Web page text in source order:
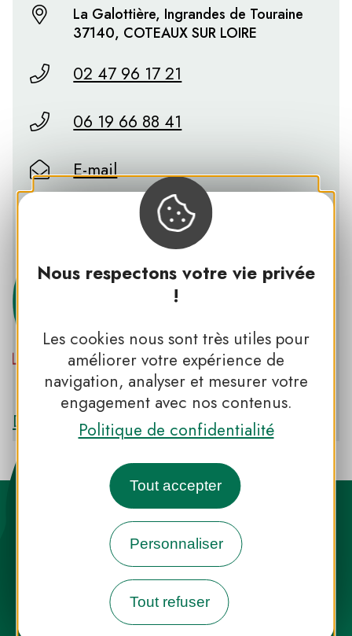
Nous respectons votre vie privée
!
Les cookies nous sont très utiles pour
améliorer votre expérience de
navigation, analyser et mesurer votre
engagement avec nos contenus.
Politique de confidentialité
Tout accepter
Personnaliser
Tout refuser
La Galottière, Ingrandes de Touraine
37140, COTEAUX SUR LOIRE
02 47 96 17 21
06 19 66 88 41
E-mail
PNR LOIRE-ANJOU-TOURAINE
Découvrir le PNR LOIRE-ANJOU-TOURAINE
Destination Parcs, de l’inspiration en
toute saison